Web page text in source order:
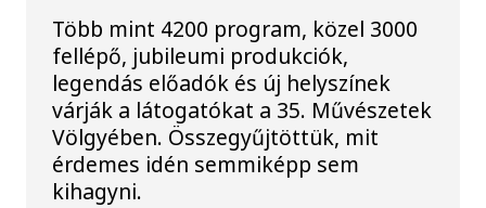
Több mint 4200 program, közel 3000
fellépő, jubileumi produkciók,
legendás előadók és új helyszínek
várják a látogatókat a 35. Művészetek
Völgyében. Összegyűjtöttük, mit
érdemes idén semmiképp sem
kihagyni.